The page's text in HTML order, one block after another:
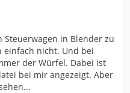
Steuerwagen in Blender zu
nicht. Und bei
der Würfel. Dabei ist
bei mir angezeigt. Aber